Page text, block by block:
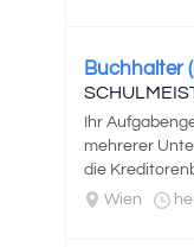
Buchhalter
Ihr
mehrerer
die
Wien